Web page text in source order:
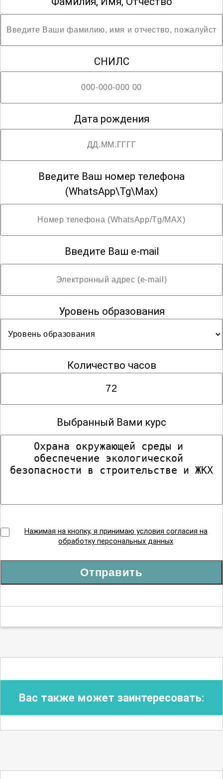
Участники смогут не только
приобрести ценные знания, но и
применить их для создания
экологически чистых и безопасных
объектов в строительстве и сфере ЖКХ.
СНИЛС
Дата рождения
Введите Ваш номер телефона
(WhatsApp\Tg\Max)
Введите Ваш e-mail
Уровень образования
Количество часов
Выбранный Вами курс
Нажимая на кнопку, я принимаю условия согласия на
обработку персональных данных
Отправить
Вас также может заинтересовать: